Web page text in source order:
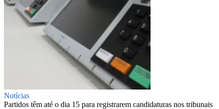
Notícias
Partidos têm até o dia 15 para registrarem candidaturas nos tribunais